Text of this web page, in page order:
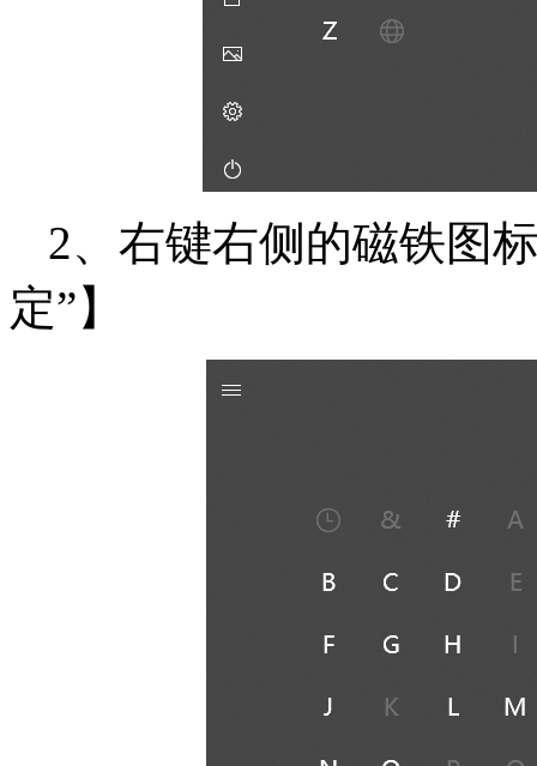
2、右键右侧的磁铁图
定”】